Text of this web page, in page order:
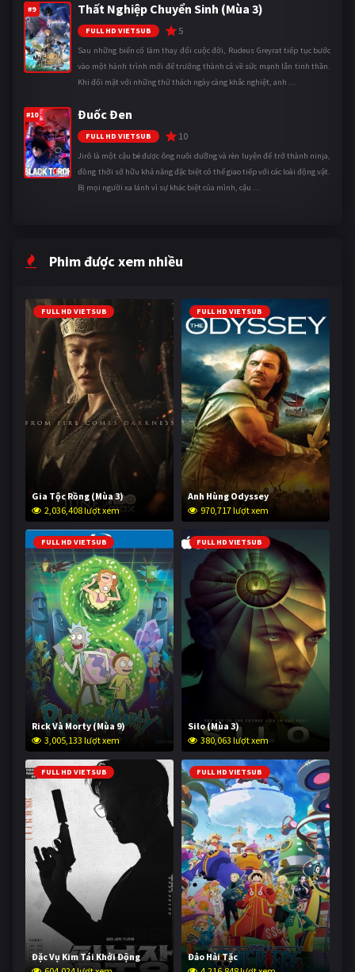
#9 Thất Nghiệp Chuyển Sinh (Mùa 3)
FULL HD VIETSUB 5
Sau những biến cố làm thay đổi cuộc đời, Rudeus Greyrat tiếp tục bước
vào một hành trình mới để trưởng thành cả về sức mạnh lẫn tinh thần.
Khi đối mặt với những thử thách ngày càng khắc nghiệt, anh ...
#10 Đuốc Đen
FULL HD VIETSUB 10
Jirô là một cậu bé được ông nuôi dưỡng và rèn luyện để trở thành ninja,
đồng thời sở hữu khả năng đặc biệt có thể giao tiếp với các loài động vật.
Bị mọi người xa lánh vì sự khác biệt của mình, cậu ...
Phim được xem nhiều
FULL HD VIETSUB
Gia Tộc Rồng (Mùa 3)
2,036,408 lượt xem
FULL HD VIETSUB
Anh Hùng Odyssey
970,717 lượt xem
FULL HD VIETSUB
Rick Và Morty (Mùa 9)
3,005,133 lượt xem
FULL HD VIETSUB
Silo (Mùa 3)
380,063 lượt xem
FULL HD VIETSUB
Đặc Vụ Kim Tái Khởi Động
FULL HD VIETSUB
Đảo Hải Tặc